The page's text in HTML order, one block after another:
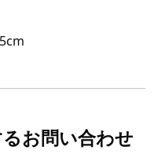
お問い合わせ